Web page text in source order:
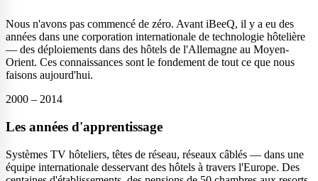
Nous n'avons pas commencé de zéro. Avant iBeeQ, il y a eu des
années dans une corporation internationale de technologie hôtelière
— des déploiements dans des hôtels de l'Allemagne au Moyen-
Orient. Ces connaissances sont le fondement de tout ce que nous
faisons aujourd'hui.
2000 – 2014
Les années d'apprentissage
Systèmes TV hôteliers, têtes de réseau, réseaux câblés — dans une
équipe internationale desservant des hôtels à travers l'Europe. Des